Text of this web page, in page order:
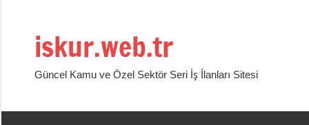
iskur.web.tr
Güncel Kamu ve Özel Sektör Seri İş İlanları Sitesi